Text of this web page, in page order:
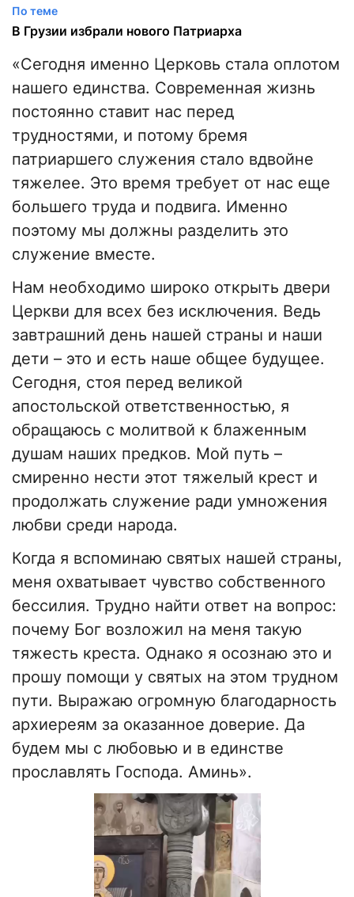
По теме
В Грузии избрали нового Патриарха
«Сегодня именно Церковь стала оплотом
нашего единства. Современная жизнь
постоянно ставит нас перед
трудностями, и потому бремя
патриаршего служения стало вдвойне
тяжелее. Это время требует от нас еще
большего труда и подвига. Именно
поэтому мы должны разделить это
служение вместе.
Нам необходимо широко открыть двери
Церкви для всех без исключения. Ведь
завтрашний день нашей страны и наши
дети – это и есть наше общее будущее.
Сегодня, стоя перед великой
апостольской ответственностью, я
обращаюсь с молитвой к блаженным
душам наших предков. Мой путь –
смиренно нести этот тяжелый крест и
продолжать служение ради умножения
любви среди народа.
Когда я вспоминаю святых нашей страны,
меня охватывает чувство собственного
бессилия. Трудно найти ответ на вопрос:
почему Бог возложил на меня такую
тяжесть креста. Однако я осознаю это и
прошу помощи у святых на этом трудном
пути. Выражаю огромную благодарность
архиереям за оказанное доверие. Да
будем мы с любовью и в единстве
прославлять Господа. Аминь».